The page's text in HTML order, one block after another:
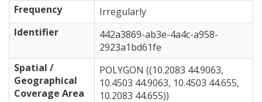
Frequency
Irregularly
Identifier
442a3869-ab3e-4a4c-a958-
2923a1bd61fe
Spatial /
Geographical
Coverage Area
POLYGON ((10.2083 44.9063,
10.4503 44.9063, 10.4503 44.655,
10.2083 44.655))